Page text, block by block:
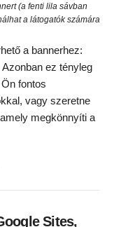
(a fenti lila sávban
a látogatók számára
a bannerhez:
ez tényleg
fontos
vagy szeretne
megkönnyíti a
Sites,